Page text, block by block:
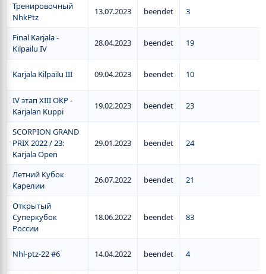
Тренировочный
NhkPtz
13.07.2023 beendet 3
Final Karjala -
Kilpailu IV
28.04.2023 beendet 19
Karjala Kilpailu III 09.04.2023 beendet 10
IV этап XIII ОКР -
Karjalan Kuppi
19.02.2023 beendet 23
SCORPION GRAND
PRIX 2022 / 23:
Karjala Open
29.01.2023 beendet 24
Летний Кубок
Карелии
26.07.2022 beendet 21
Открытый
Суперкубок
России
18.06.2022 beendet 83
Nhl-ptz-22 #6 14.04.2022 beendet 4